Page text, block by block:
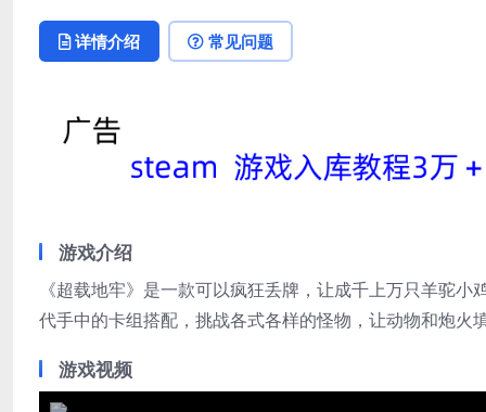
详情介绍 常见问题
游戏介绍
《超载地牢》是一款可以疯狂丢牌，让成千上万只羊驼
代手中的卡组搭配，挑战各式各样的怪物，让动物和炮火
游戏视频